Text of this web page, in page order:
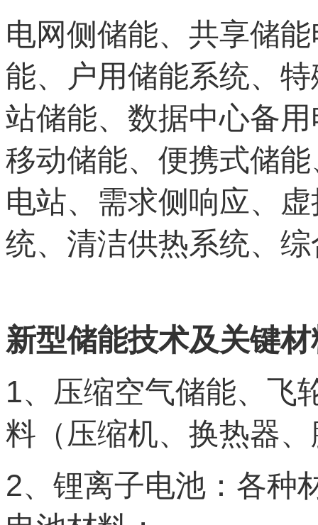
电网侧储能、共享储
能、户用储能系统、
站储能、数据中心备
移动储能、便携式储
电站、需求侧响应、
统、清洁供热系统、
新型储能技术及关键材
1、压缩空气储能、飞
料（压缩机、换热器
2、锂离子电池：各种